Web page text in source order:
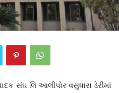
સંઘ લિ આલીપોર વસુધારા ડેરીમાં